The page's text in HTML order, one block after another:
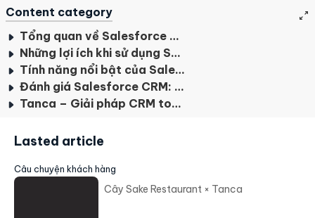
Content category
Tổng quan về Salesforce và Salesforce CRM
Những lợi ích khi sử dụng Salesforce CRM
Tính năng nổi bật của Salesforce CRM
Đánh giá Salesforce CRM: Ưu, nhược điểm và đối tượng phù hợp
Tanca – Giải pháp CRM toàn diện, thay thế hoàn hảo cho Salesforce
Lasted article
Câu chuyện khách hàng
Cây Sake Restaurant × Tanca